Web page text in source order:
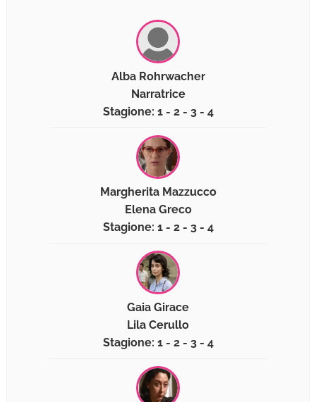
Alba Rohrwacher
Narratrice
Stagione: 1 - 2 - 3 - 4
Margherita Mazzucco
Elena Greco
Stagione: 1 - 2 - 3 - 4
Gaia Girace
Lila Cerullo
Stagione: 1 - 2 - 3 - 4